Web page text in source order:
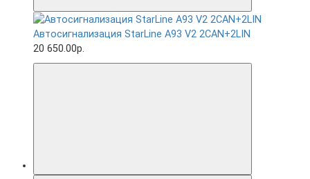
Автосигнализация StarLine A93 V2 2CAN+2LIN
20 650.00р.